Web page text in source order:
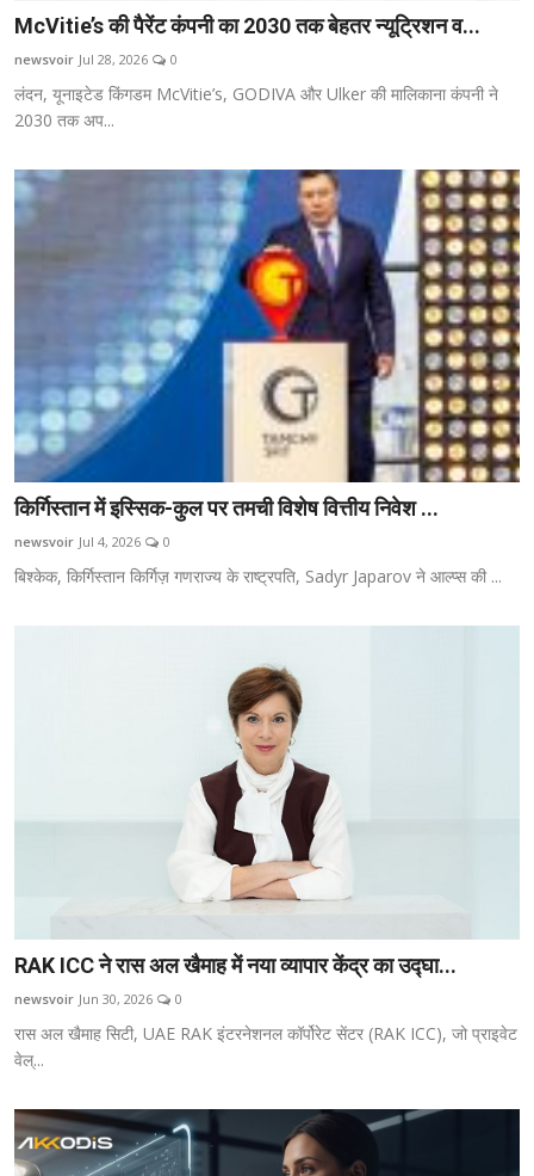
McVitie’s की पैरेंट कंपनी का 2030 तक बेहतर न्यूट्रिशन व...
newsvoir Jul 28, 2026 0
लंदन, यूनाइटेड किंगडम McVitie’s, GODIVA और Ulker की मालिकाना कंपनी ने
2030 तक अप...
किर्गिस्तान में इस्सिक-कुल पर तमची विशेष वित्तीय निवेश ...
newsvoir Jul 4, 2026 0
बिश्केक, किर्गिस्तान किर्गिज़ गणराज्य के राष्ट्रपति, Sadyr Japarov ने आल्प्स की ...
RAK ICC ने रास अल खैमाह में नया व्यापार केंद्र का उद्घा...
newsvoir Jun 30, 2026 0
रास अल खैमाह सिटी, UAE RAK इंटरनेशनल कॉर्पोरेट सेंटर (RAK ICC), जो प्राइवेट
वेल्...